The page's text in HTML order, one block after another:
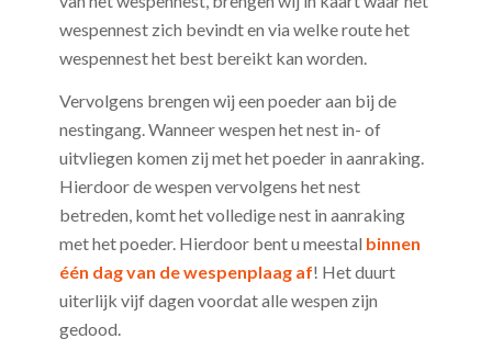
wespennest zich bevindt en via welke route het
wespennest het best bereikt kan worden.
Vervolgens brengen wij een poeder aan bij de
nestingang. Wanneer wespen het nest in- of
uitvliegen komen zij met het poeder in aanraking.
Hierdoor de wespen vervolgens het nest
betreden, komt het volledige nest in aanraking
met het poeder. Hierdoor bent u meestal binnen
één dag van de wespenplaag af! Het duurt
uiterlijk vijf dagen voordat alle wespen zijn
gedood.